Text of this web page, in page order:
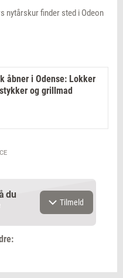
nytårskur finder sted i Odeon
åbner i Odense: Lokker
og grillmad
du
Tilmeld